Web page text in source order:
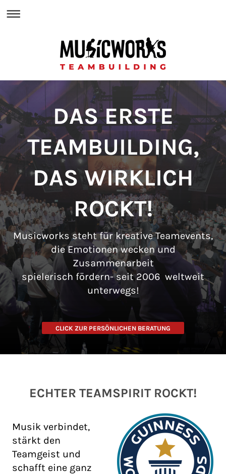
DAS ERSTE
TEAMBUILDING,
DAS WIRKLICH
ROCKT!
Musicworks steht für kreative Teamevents,
die Emotionen wecken und
Zusammenarbeit
spielerisch fördern- seit 2006 weltweit
unterwegs!
CLICK ZUR PERSÖNLICHEN BERATUNG
ECHTER TEAMSPIRIT ROCKT!
Musik verbindet,
stärkt den
Teamgeist und
schafft eine ganz